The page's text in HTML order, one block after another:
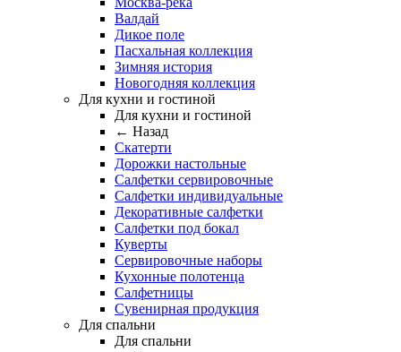
Валдай
Дикое поле
Пасхальная коллекция
Зимняя история
Новогодняя коллекция
Для кухни и гостиной
Для кухни и гостиной
← Назад
Скатерти
Дорожки настольные
Салфетки сервировочные
Салфетки индивидуальные
Декоративные салфетки
Салфетки под бокал
Куверты
Сервировочные наборы
Кухонные полотенца
Салфетницы
Сувенирная продукция
Для спальни
Для спальни